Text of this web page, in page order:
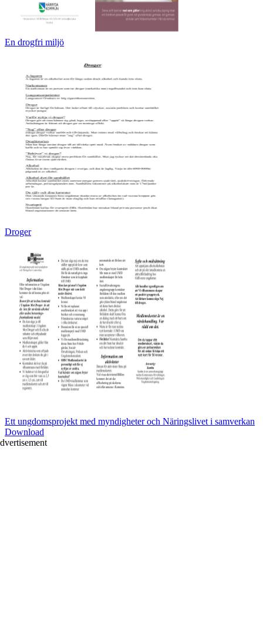
En drogfri miljö
Droger
Ett ungdomsprojekt med myndigheter och Näringslivet i samverkan
Download